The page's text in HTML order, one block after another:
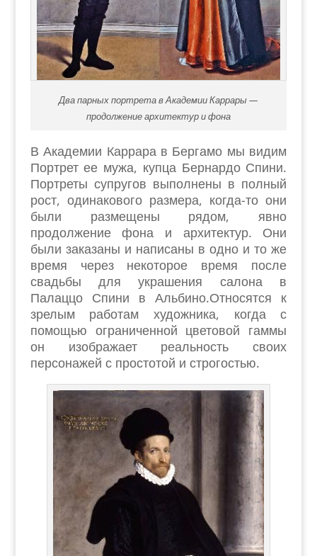
Два парных портрета в Академии Каррары —
продолжение архитектур и фона
В Академии Каррара в Бергамо мы видим
Портрет ее мужа, купца Бернардо Спини.
Портреты супругов выполнены в полный
рост, одинакового размера, когда-то они
были размещены рядом, явно
продолжение фона и архитектур. Они
были заказаны и написаны в одно и то же
время через некоторое время после
свадьбы для украшения салона в
Палаццо Спини в Альбино.Относятся к
зрелым работам художника, когда с
помощью ограниченной цветовой гаммы
он изображает реальность своих
персонажей с простотой и строгостью.